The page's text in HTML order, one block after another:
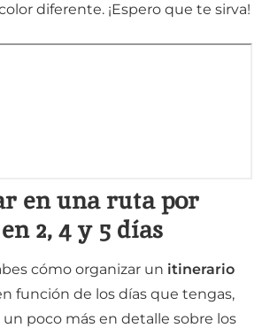
diferente. ¡Espero que te sirva!
en una ruta por
2, 4 y 5 días
cómo organizar un itinerario
función de los días que tengas,
poco más en detalle sobre los